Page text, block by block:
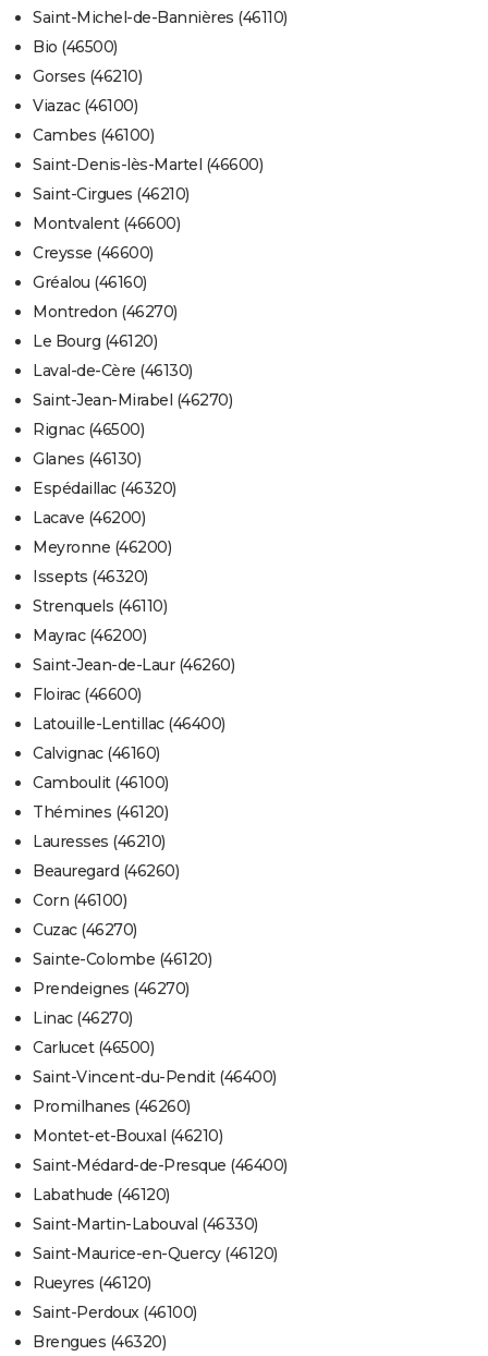
Saint-Michel-de-Bannières (46110)
Bio (46500)
Gorses (46210)
Viazac (46100)
Cambes (46100)
Saint-Denis-lès-Martel (46600)
Saint-Cirgues (46210)
Montvalent (46600)
Creysse (46600)
Gréalou (46160)
Montredon (46270)
Le Bourg (46120)
Laval-de-Cère (46130)
Saint-Jean-Mirabel (46270)
Rignac (46500)
Glanes (46130)
Espédaillac (46320)
Lacave (46200)
Meyronne (46200)
Issepts (46320)
Strenquels (46110)
Mayrac (46200)
Saint-Jean-de-Laur (46260)
Floirac (46600)
Latouille-Lentillac (46400)
Calvignac (46160)
Camboulit (46100)
Thémines (46120)
Lauresses (46210)
Beauregard (46260)
Corn (46100)
Cuzac (46270)
Sainte-Colombe (46120)
Prendeignes (46270)
Linac (46270)
Carlucet (46500)
Saint-Vincent-du-Pendit (46400)
Promilhanes (46260)
Montet-et-Bouxal (46210)
Saint-Médard-de-Presque (46400)
Labathude (46120)
Saint-Martin-Labouval (46330)
Saint-Maurice-en-Quercy (46120)
Rueyres (46120)
Saint-Perdoux (46100)
Brengues (46320)